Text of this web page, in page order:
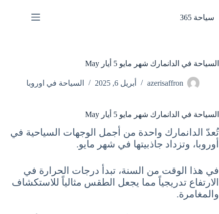
المحتوى
سياحة 365
السياحة في الدانمارك شهر مايو 5 أيار May
azerisaffron أبريل 6, 2025 السياحة في اوروبا
السياحة في الدانمارك شهر مايو 5 أيار May
تُعدّ الدانمارك واحدة من أجمل الوجهات السياحية في
أوروبا، وتزداد جاذبيتها في شهر مايو.
في هذا الوقت من السنة، تبدأ درجات الحرارة في
الارتفاع تدريجياً مما يجعل الطقس مثالياً للاستكشاف
والمغامرة.